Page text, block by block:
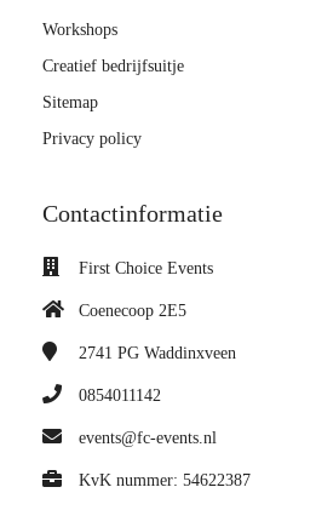
Workshops
Creatief bedrijfsuitje
Sitemap
Privacy policy
Contactinformatie
First Choice Events
Coenecoop 2E5
2741 PG Waddinxveen
0854011142
events@fc-events.nl
KvK nummer: 54622387